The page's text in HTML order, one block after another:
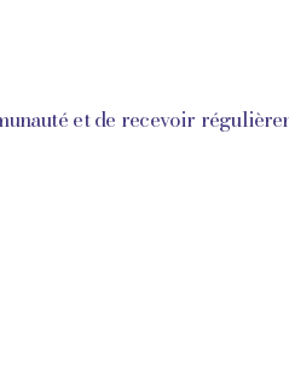
et de recevoir